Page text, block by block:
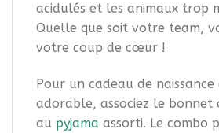
acidulés et les animaux trop
Quelle que soit votre team,
votre coup de cœur !
Pour un cadeau de
adorable, associez le bonnet
au pyjama assorti. Le combo